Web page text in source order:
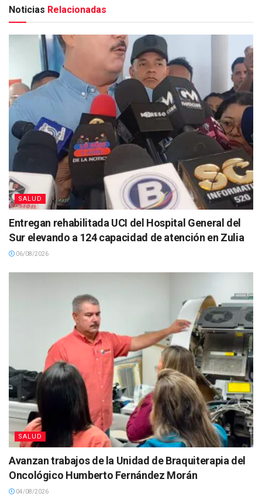
Noticias Relacionadas
SALUD
Entregan rehabilitada UCI del Hospital General del
Sur elevando a 124 capacidad de atención en Zulia
06/08/2026
SALUD
Avanzan trabajos de la Unidad de Braquiterapia del
Oncológico Humberto Fernández Morán
04/08/2026